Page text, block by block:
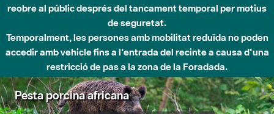
reobre al públic després del tancament temporal per motius
de seguretat.
Temporalment, les persones amb mobilitat reduïda no poden
accedir amb vehicle fins a l'entrada del recinte a causa d'una
restricció de pas a la zona de la Foradada.
Pesta porcina africana